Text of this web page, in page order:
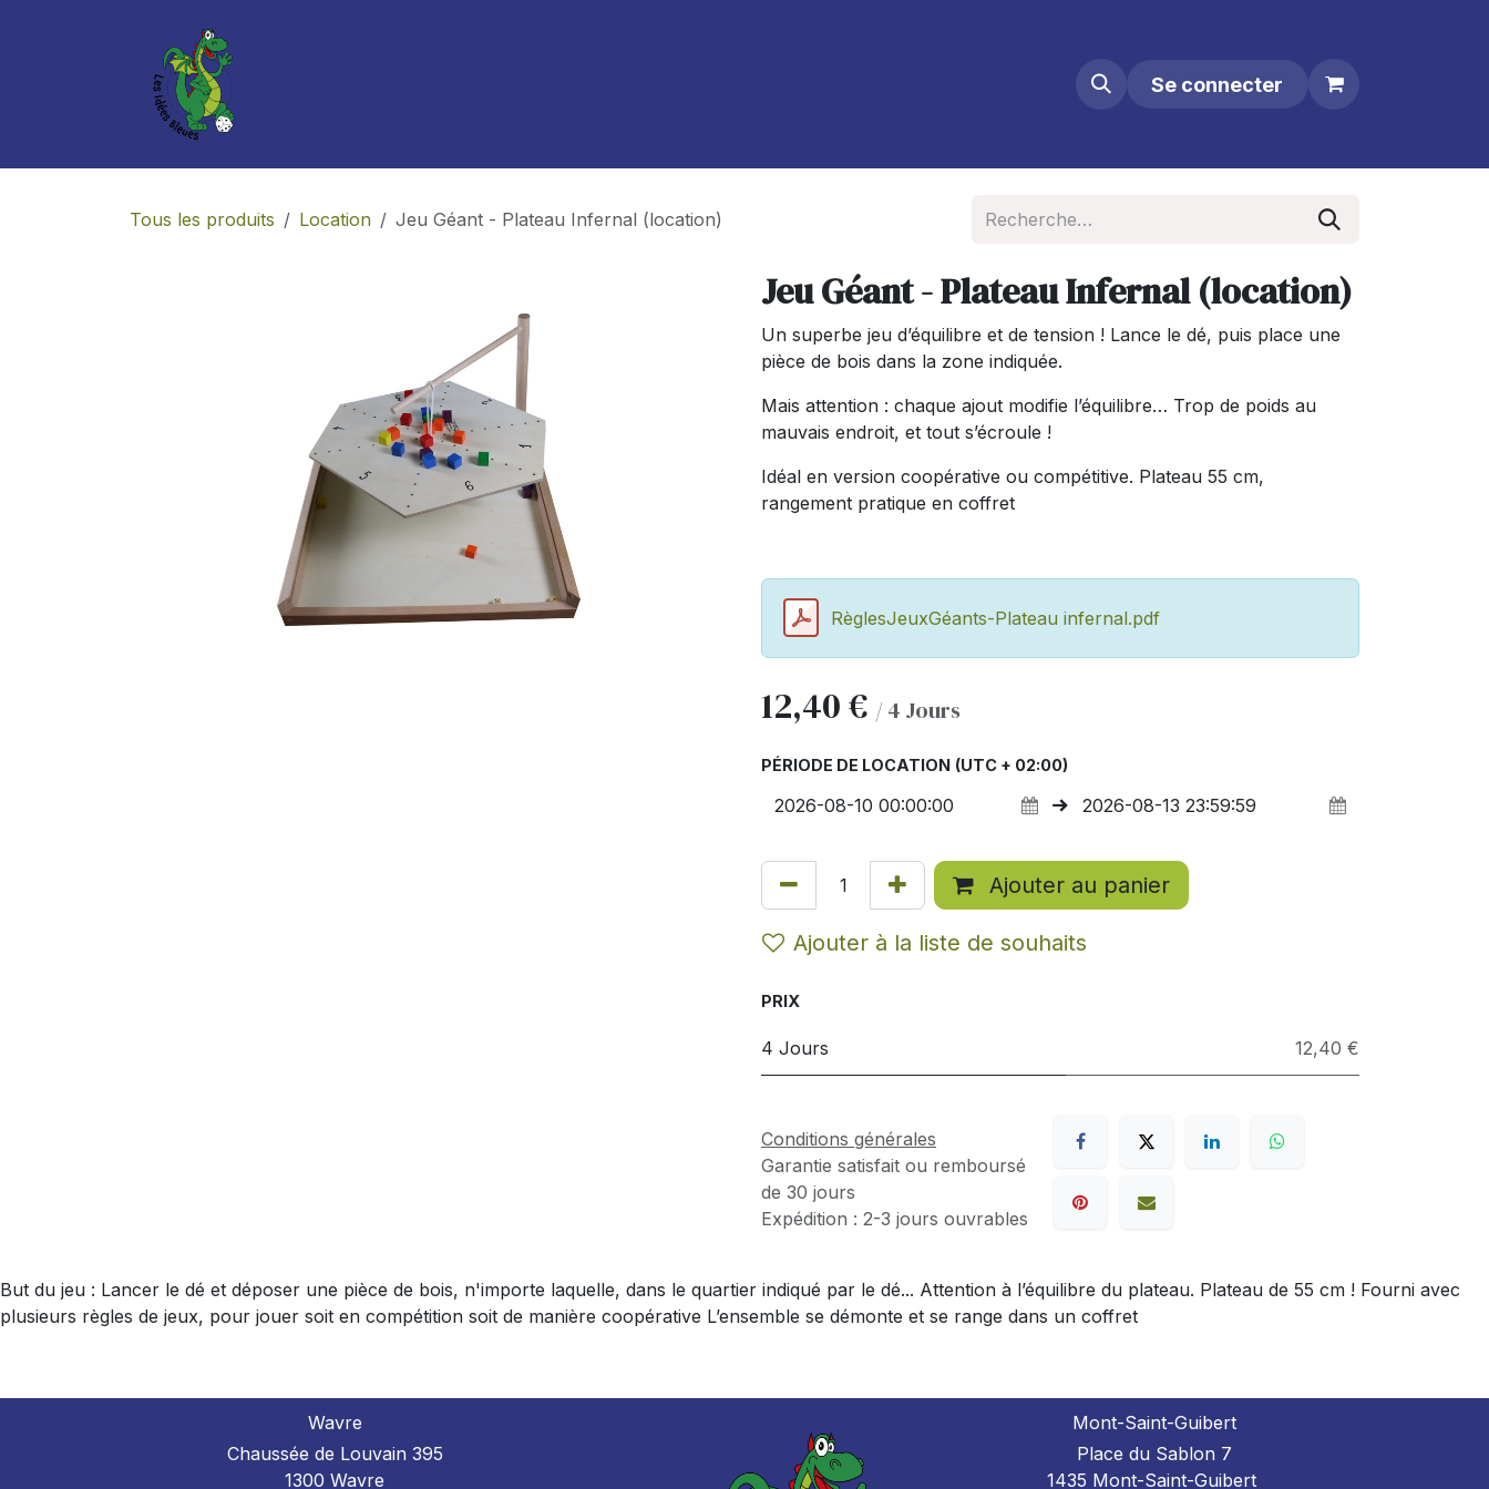
Se connecter
Tous les produits Location Jeu Géant - Plateau Infernal (location)
Jeu Géant - Plateau Infernal (location)
Un superbe jeu d’équilibre et de tension ! Lance le dé, puis place une
pièce de bois dans la zone indiquée.
Mais attention : chaque ajout modifie l’équilibre… Trop de poids au
mauvais endroit, et tout s’écroule !
Idéal en version coopérative ou compétitive. Plateau 55 cm,
rangement pratique en coffret
RèglesJeuxGéants-Plateau infernal.pdf
12,40€ /4 Jours
PÉRIODE DE LOCATION (UTC + 02:00)
Ajouter au panier
Ajouter à la liste de souhaits
PRIX
4 Jours 12,40 €
Conditions générales
Garantie satisfait ou remboursé
de 30 jours
Expédition : 2-3 jours ouvrables
But du jeu : Lancer le dé et déposer une pièce de bois, n'importe laquelle, dans le quartier indiqué par le dé... Attention à l’équilibre du plateau. Plateau de 55 cm ! Fourni avec
plusieurs règles de jeux, pour jouer soit en compétition soit de manière coopérative L’ensemble se démonte et se range dans un coffret
Wavre
Chaussée de Louvain 395
1300 Wavre
Mont-Saint-Guibert
Place du Sablon 7
1435 Mont-Saint-Guibert